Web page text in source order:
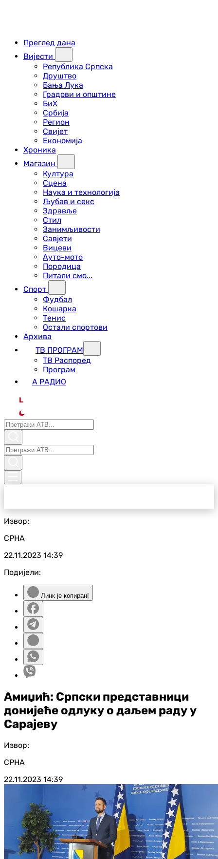
Преглед дана
Вијести
Република Српска
Друштво
Бања Лука
Градови и општине
БиХ
Србија
Регион
Свијет
Економија
Хроника
Магазин
Култура
Сцена
Наука и технологија
Љубав и секс
Здравље
Стил
Занимљивости
Савјети
Вицеви
Ауто-мото
Породица
Питали смо...
Спорт
Фудбал
Кошарка
Тенис
Остали спортови
Архива
ТВ ПРОГРАМ
ТВ Распоред
Програм
А РАДИО
L
Извор:
СРНА
22.11.2023 14:39
Подијели:
Линк је копиран!
Амиџић: Српски представници
донијеће одлуку о даљем раду у
Сарајеву
Извор:
СРНА
22.11.2023 14:39